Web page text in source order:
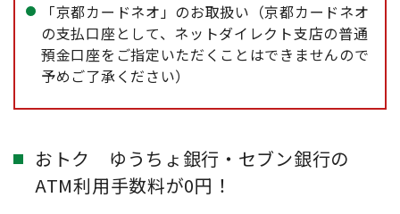
「京都カードネオ」のお取扱い（京都カードネオ
の支払口座として、ネットダイレクト支店の普通
預金口座をご指定いただくことはできませんので
予めご了承ください）
おトク ゆうちょ銀行・セブン銀行の
ATM利用手数料が0円！